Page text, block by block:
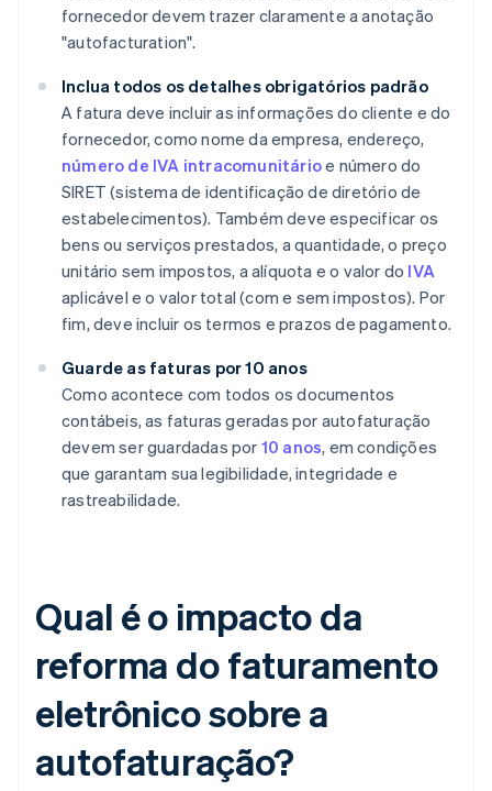
fornecedor devem trazer claramente a anotação
"autofacturation".
Inclua todos os detalhes obrigatórios padrão
A fatura deve incluir as informações do cliente e do
fornecedor, como nome da empresa, endereço,
número de IVA intracomunitárioe número do
SIRET (sistema de identificação de diretório de
estabelecimentos). Também deve especificar os
bens ou serviços prestados, a quantidade, o preço
unitário sem impostos, a alíquota e o valor do IVA
aplicável e o valor total (com e sem impostos). Por
fim, deve incluir os termos e prazos de pagamento.
Guarde as faturas por 10 anos
Como acontece com todos os documentos
contábeis, as faturas geradas por autofaturação
devem ser guardadas por 10 anos, em condições
que garantam sua legibilidade, integridade e
rastreabilidade.
Qual é o impacto da
reforma do faturamento
eletrônico sobre a
autofaturação?